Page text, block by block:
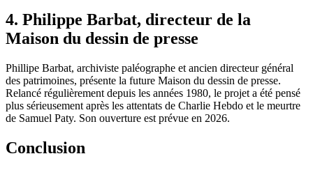
4. Philippe Barbat, directeur de la
Maison du dessin de presse
Phillipe Barbat, archiviste paléographe et ancien directeur général
des patrimoines, présente la future Maison du dessin de presse.
Relancé régulièrement depuis les années 1980, le projet a été pensé
plus sérieusement après les attentats de Charlie Hebdo et le meurtre
de Samuel Paty. Son ouverture est prévue en 2026.
Conclusion